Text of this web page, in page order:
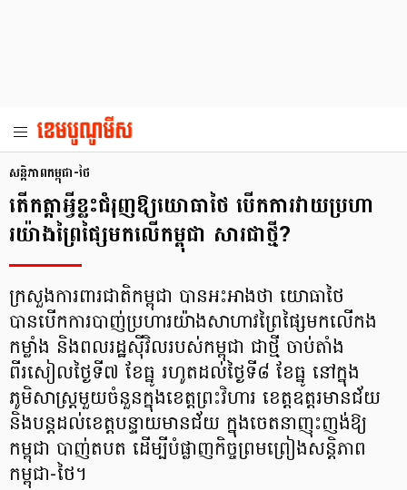
សន្តិភាពកម្ពុជា-ថៃ
តើកត្តាអ្វីខ្លះជំរុញឱ្យយោធាថៃ បើកការវាយប្រហា
រយ៉ាងព្រៃផ្សៃមកលើកម្ពុជា សារជាថ្មី?
ក្រសួងការពារជាតិកម្ពុជា បានអះអាងថា យោធាថៃ
បានបើកការបាញ់ប្រហារយ៉ាងសាហាវព្រៃផ្សៃមកលើកង
កម្លាំង និងពលរដ្ឋស៊ីវិលរបស់កម្ពុជា ជាថ្មី ចាប់តាំង
ពីរសៀលថ្ងៃទី៧ ខែធ្នូ រហូតដល់ថ្ងៃទី៨ ខែធ្នូ នៅក្នុង
ភូមិសាស្ត្រមួយចំនួនក្នុងខេត្តព្រះវិហារ ខេត្តឧត្តរមានជ័យ
និងបន្តដល់ខេត្តបន្ទាយមានជ័យ ក្នុងចេតនាញុះញង់ឱ្យ
កម្ពុជា បាញ់តបត ដើម្បីបំផ្លាញកិច្ចព្រមព្រៀងសន្តិភាព
កម្ពុជា-ថៃ។